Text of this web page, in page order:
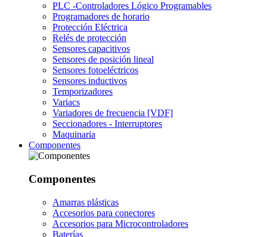
PLC -Controladores Lógico Programables
Programadores de horario
Protección Eléctrica
Relés de protección
Sensores capacitivos
Sensores de posición lineal
Sensores fotoeléctricos
Sensores inductivos
Temporizadores
Variacs
Variadores de frecuencia [VDF]
Seccionadores - Interruptores
Maquinaria
Componentes
Componentes
Amarras plásticas
Accesorios para conectores
Accesorios para Microcontroladores
Baterías